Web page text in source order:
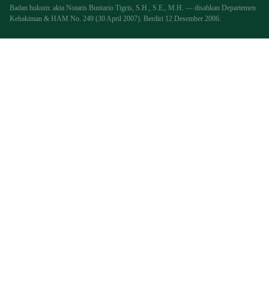
Badan hukum: akta Notaris Buntario Tigris, S.H., S.E., M.H. — disahkan Departemen
Kehakiman & HAM No. 249 (30 April 2007). Berdiri 12 Desember 2006.